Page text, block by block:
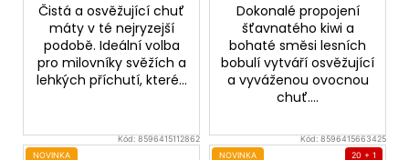
Čistá a osvěžující chuť
máty v té nejryzejší
podobě. Ideální volba
pro milovníky svěžích a
lehkých příchutí, které...
Dokonalé propojení
šťavnatého kiwi a
bohaté směsi lesních
bobulí vytváří osvěžující
a vyváženou ovocnou
chuť....
Kód:8596415112862
NOVINKA
Kód:8596415663425
NOVINKA
20 + 1